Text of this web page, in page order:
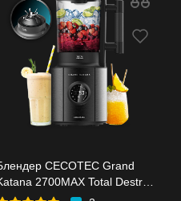
CECOTEC Grand
2700MAX Total Destroy
B